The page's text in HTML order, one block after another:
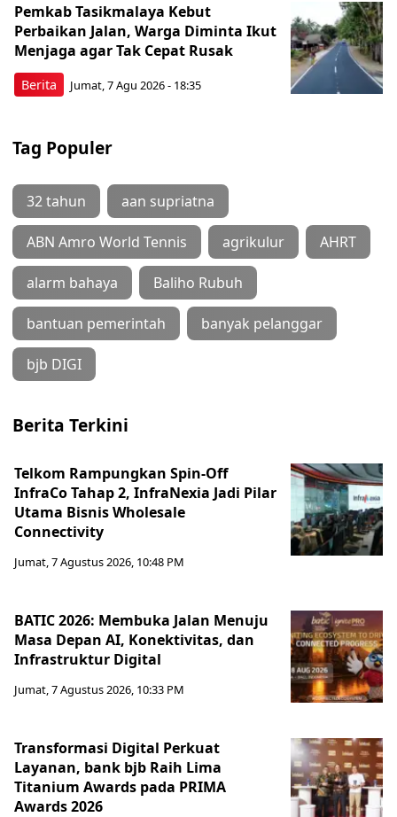
Berita
Pemkab Tasikmalaya Kebut
Perbaikan Jalan, Warga Diminta Ikut
Menjaga agar Tak Cepat Rusak
Jumat, 7 Agu 2026 - 18:35
Tag Populer
32 tahun aan supriatna
ABN Amro World Tennis agrikulur AHRT
alarm bahaya Baliho Rubuh
bantuan pemerintah banyak pelanggar
bjb DIGI
Berita Terkini
Telkom Rampungkan Spin-Off
InfraCo Tahap 2, InfraNexia Jadi Pilar
Utama Bisnis Wholesale
Connectivity
Jumat, 7 Agustus 2026, 10:48 PM
BATIC 2026: Membuka Jalan Menuju
Masa Depan AI, Konektivitas, dan
Infrastruktur Digital
Jumat, 7 Agustus 2026, 10:33 PM
Transformasi Digital Perkuat
Layanan, bank bjb Raih Lima
Titanium Awards pada PRIMA
Awards 2026